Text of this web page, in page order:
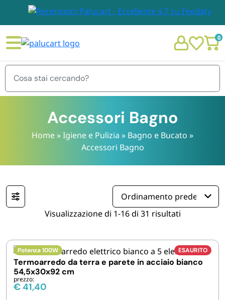
0
STOVIGLIE E TOVAGLIOLI
IMBALLAGGIO E CANCELLERIA
IGIENE E PULIZIA
CASA E PERSONA
Personalizzazione Monouso
Accessori Bagno
Home »Igiene e Pulizia » Bagno e Bucato »
Accessori Bagno
Visualizzazione di 1-16 di 31 risultati
ESAURITO
Potenza 100W
Termoarredo da terra e parete in acciaio bianco
54,5x30x92 cm
prezzo:
€41,40